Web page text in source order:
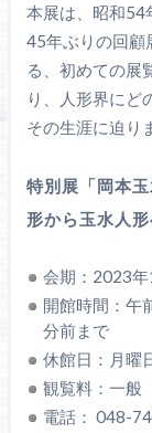
本展は、昭和54
45年ぶりの回顧
る、初めての展
り、人形界にど
その生涯に迫り
特別展「岡本
形から玉水人
会期：2023
開館時間：
分前まで
休館日：月
観覧料：一
電話： 048-